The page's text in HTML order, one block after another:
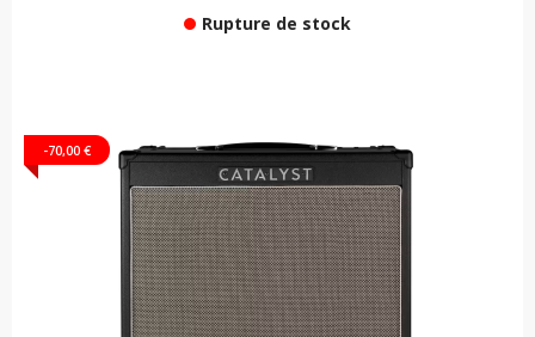
Rupture de stock
-70,00 €